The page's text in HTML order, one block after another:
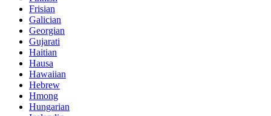
Frisian
Galician
Georgian
Gujarati
Haitian
Hausa
Hawaiian
Hebrew
Hmong
Hungarian